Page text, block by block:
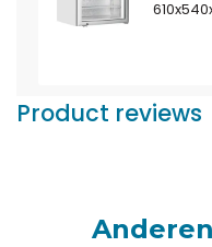
Product reviews